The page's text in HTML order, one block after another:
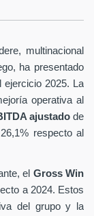
multinacional
ha presentado
ejercicio 2025. La
operativa al
ajustadode
respecto al
el Gross Win
a 2024. Estos
del grupo y la